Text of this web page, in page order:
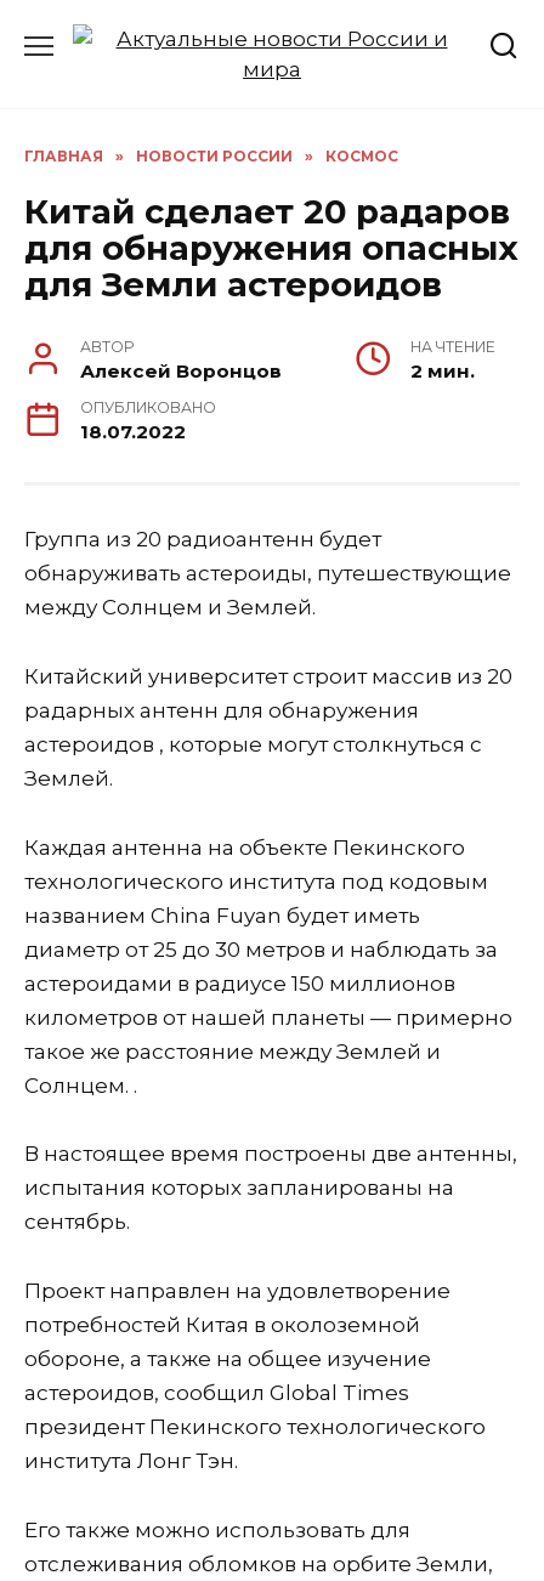
ГЛАВНАЯ » НОВОСТИ РОССИИ » КОСМОС
Китай сделает 20 радаров
для обнаружения опасных
для Земли астероидов
АВТОР
Алексей Воронцов
НА ЧТЕНИЕ
2 мин.
ОПУБЛИКОВАНО
18.07.2022
Группа из 20 радиоантенн будет
обнаруживать астероиды, путешествующие
между Солнцем и Землей.
Китайский университет строит массив из 20
радарных антенн для обнаружения
астероидов , которые могут столкнуться с
Землей.
Каждая антенна на объекте Пекинского
технологического института под кодовым
названием China Fuyan будет иметь
диаметр от 25 до 30 метров и наблюдать за
астероидами в радиусе 150 миллионов
километров от нашей планеты — примерно
такое же расстояние между Землей и
Солнцем. .
В настоящее время построены две антенны,
испытания которых запланированы на
сентябрь.
Проект направлен на удовлетворение
потребностей Китая в околоземной
обороне, а также на общее изучение
астероидов, сообщил Global Times
президент Пекинского технологического
института Лонг Тэн.
Его также можно использовать для
отслеживания обломков на орбите Земли,